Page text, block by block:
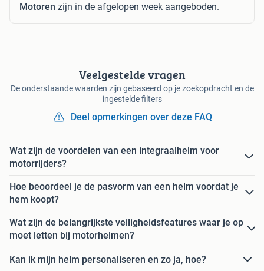
Motoren zijn in de afgelopen week aangeboden.
Veelgestelde vragen
De onderstaande waarden zijn gebaseerd op je zoekopdracht en de
ingestelde filters
Deel opmerkingen over deze FAQ
Wat zijn de voordelen van een integraalhelm voor
motorrijders?
Hoe beoordeel je de pasvorm van een helm voordat je
hem koopt?
Wat zijn de belangrijkste veiligheidsfeatures waar je op
moet letten bij motorhelmen?
Kan ik mijn helm personaliseren en zo ja, hoe?